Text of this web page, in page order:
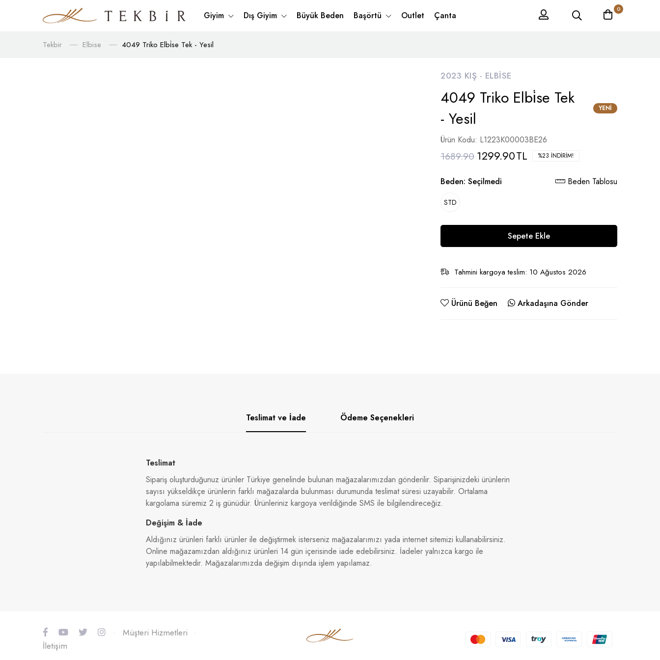
Giyim Dış Giyim Büyük Beden Başörtü Outlet Çanta
0
Tekbir Elbise 4049 Triko Elbi̇se Tek - Yesil
2023 KIŞ - ELBISE
4049 Triko Elbi̇se Tek
- Yesil
YENI
Ürün Kodu: L1223K00003BE26
1689.90 1299.90TL %23 İNDIRIM!
Beden: Seçilmedi Beden Tablosu
STD
Sepete Ekle
Tahmini kargoya teslim: 10 Ağustos 2026
Ürünü Beğen Arkadaşına Gönder
Teslimat ve İade Ödeme Seçenekleri
Teslimat
Sipariş oluşturduğunuz ürünler Türkiye genelinde bulunan mağazalarımızdan gönderilir. Siparişinizdeki ürünlerin
sayısı yükseldikçe ürünlerin farklı mağazalarda bulunması durumunda teslimat süresi uzayabilir. Ortalama
kargolama süremiz 2 iş günüdür. Ürünleriniz kargoya verildiğinde SMS ile bilgilendireceğiz.
Değişim & İade
Aldığınız ürünleri farklı ürünler ile değiştirmek isterseniz mağazalarımızı yada internet sitemizi kullanabilirsiniz.
Online mağazamızdan aldığınız ürünleri 14 gün içerisinde iade edebilirsiniz. İadeler yalnızca kargo ile
yapılabilmektedir. Mağazalarımızda değişim dışında işlem yapılamaz.
- Müşteri Hizmetleri
-
İletişim